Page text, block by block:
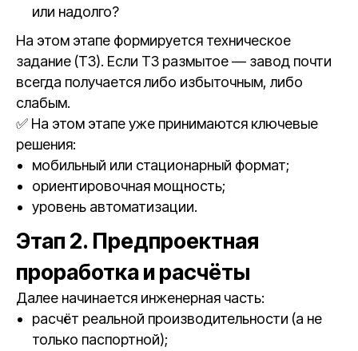
или надолго?
На этом этапе формируется техническое
задание (ТЗ). Если ТЗ размытое — завод почти
всегда получается либо избыточным, либо
слабым.
✅ На этом этапе уже принимаются ключевые
решения:
мобильный или стационарный формат;
ориентировочная мощность;
уровень автоматизации.
Этап 2. Предпроектная
проработка и расчёты
Далее начинается инженерная часть:
расчёт реальной производительности (а не
только паспортной);